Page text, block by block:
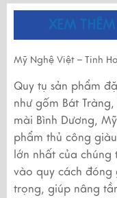
XEM
Mỹ Nghệ Việt – Tinh
Quy tụ sản phẩm
như gốm Bát
mài Bình Dương,
phẩm thủ công
lớn nhất của chúng
vào quy cách đóng
trọng, giúp nâng